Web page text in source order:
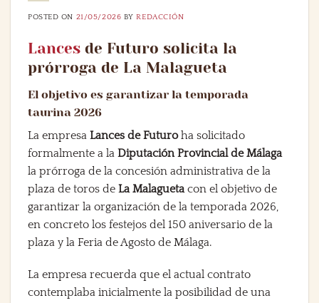
POSTED ON 21/05/2026 BYREDACCIÓN
Lances de Futuro solicita la
prórroga de La Malagueta
El objetivo es garantizar la temporada
taurina 2026
La empresa Lances de Futuroha solicitado
formalmente a la Diputación Provincial de Málaga
la prórroga de la concesión administrativa de la
plaza de toros de La Malagueta con el objetivo de
garantizar la organización de la temporada 2026,
en concreto los festejos del 150 aniversario de la
plaza y la Feria de Agosto de Málaga.
La empresa recuerda que el actual contrato
contemplaba inicialmente la posibilidad de una